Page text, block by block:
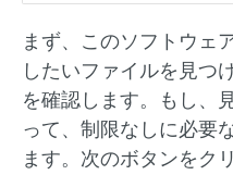
まず、このソフトウェ
したいファイルを見つ
を確認します。もし、
って、制限なしに必要
ます。次のボタンをク